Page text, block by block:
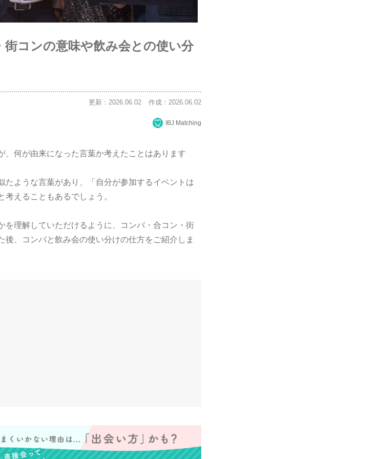
街コンの意味や飲み会との使い分
更新：2026.06.02 作成：2026.06.02
IBJ Matching
、何が由来になった言葉か考えたことはあります
たような言葉があり、「自分が参加するイベントは
えることもあるでしょう。
を理解していただけるように、コンパ・合コン・街
後、コンパと飲み会の使い分けの仕方をご紹介しま